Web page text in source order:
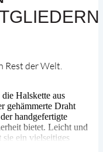
Rest der Welt.
Halskette aus
gehämmerte Draht
handgefertigte
bietet. Leicht und
ein vielseitiges